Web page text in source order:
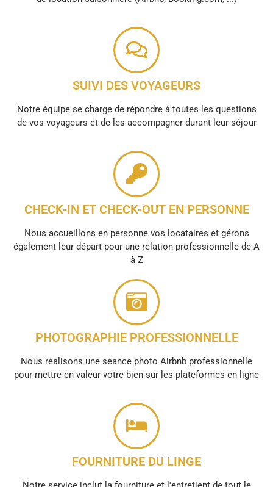
SUIVI DES VOYAGEURS
Notre équipe se charge de répondre à toutes les questions
de vos voyageurs et de les accompagner durant leur séjour
CHECK-IN ET CHECK-OUT EN PERSONNE
Nous accueillons en personne vos locataires et gérons
également leur départ pour une relation professionnelle de A
à Z
PHOTOGRAPHIE PROFESSIONNELLE
Nous réalisons une séance photo Airbnb professionnelle
pour mettre en valeur votre bien sur les plateformes en ligne
FOURNITURE DU LINGE